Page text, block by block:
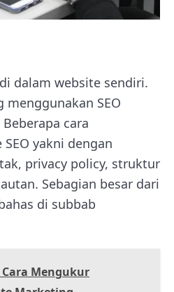
dalam website sendiri.
menggunakan SEO
cara
yakni dengan
privacy policy, struktur
Sebagian besar dari
di subbab
Mengukur